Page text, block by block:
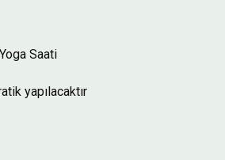
Saati
yapılacaktır